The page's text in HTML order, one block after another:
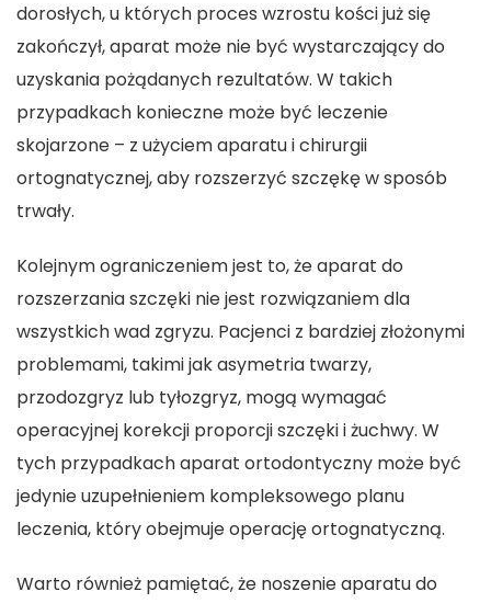
dorosłych, u których proces wzrostu kości już się
zakończył, aparat może nie być wystarczający do
uzyskania pożądanych rezultatów. W takich
przypadkach konieczne może być leczenie
skojarzone – z użyciem aparatu i chirurgii
ortognatycznej, aby rozszerzyć szczękę w sposób
trwały.
Kolejnym ograniczeniem jest to, że aparat do
rozszerzania szczęki nie jest rozwiązaniem dla
wszystkich wad zgryzu. Pacjenci z bardziej złożonymi
problemami, takimi jak asymetria twarzy,
przodozgryz lub tyłozgryz, mogą wymagać
operacyjnej korekcji proporcji szczęki i żuchwy. W
tych przypadkach aparat ortodontyczny może być
jedynie uzupełnieniem kompleksowego planu
leczenia, który obejmuje operację ortognatyczną.
Warto również pamiętać, że noszenie aparatu do